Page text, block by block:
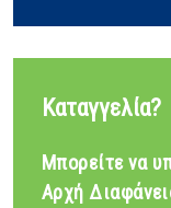
Καταγγελία?
Μπορείτε να
Αρχή